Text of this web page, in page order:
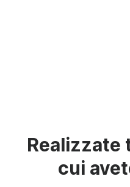
Realizzate
cui